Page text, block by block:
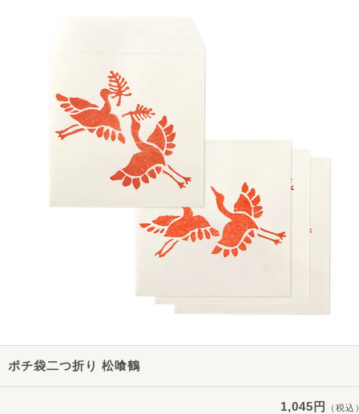
ポチ袋二つ折り 松喰鶴
1,045円 （税込